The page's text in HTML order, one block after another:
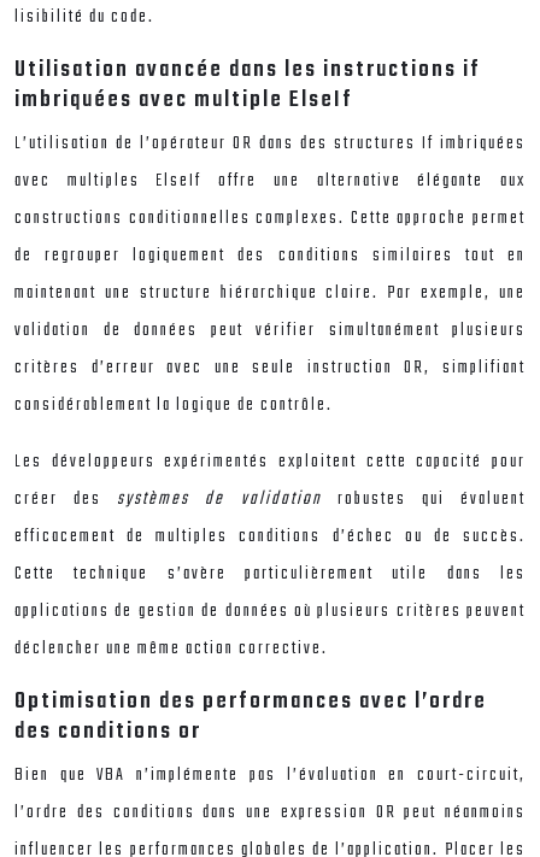
lisibilité du code.
Utilisation avancée dans les instructions if
imbriquées avec multiple ElseIf
L’utilisation de l’opérateur OR dans des structures If imbriquées
avec multiples ElseIf offre une alternative élégante aux
constructions conditionnelles complexes. Cette approche permet
de regrouper logiquement des conditions similaires tout en
maintenant une structure hiérarchique claire. Par exemple, une
validation de données peut vérifier simultanément plusieurs
critères d’erreur avec une seule instruction OR, simplifiant
considérablement la logique de contrôle.
Les développeurs expérimentés exploitent cette capacité pour
créer des systèmes de validation robustes qui évaluent
efficacement de multiples conditions d’échec ou de succès.
Cette technique s’avère particulièrement utile dans les
applications de gestion de données où plusieurs critères peuvent
déclencher une même action corrective.
Optimisation des performances avec l’ordre
des conditions or
Bien que VBA n’implémente pas l’évaluation en court-circuit,
l’ordre des conditions dans une expression OR peut néanmoins
influencer les performances globales de l’application. Placer les